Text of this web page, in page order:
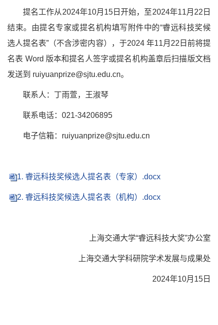
提名工作从2024年10月15日开始，至2024年11月22日
结束。由提名专家或提名机构填写附件中的“睿远科技奖候
选人提名表”（不含涉密内容），于2024 年11月22日前将提
名表 Word 版本和提名人签字或提名机构盖章后扫描版文档
发送到 ruiyuanprize@sjtu.edu.cn。
联系人：丁雨萱，王淑琴
联系电话：021-34206895
电子信箱：ruiyuanprize@sjtu.edu.cn
1. 睿远科技奖候选人提名表（专家）.docx
2. 睿远科技奖候选人提名表（机构）.docx
上海交通大学“睿远科技大奖”办公室
上海交通大学科研院学术发展与成果处
2024年10月15日